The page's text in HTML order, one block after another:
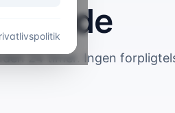
24 timer. Ingen